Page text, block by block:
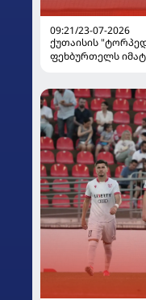
09:21/23-07-2026
ქუთაისის
ფეხბურთელს